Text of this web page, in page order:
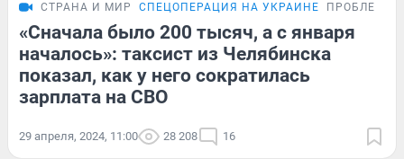
СТРАНА И МИР СПЕЦОПЕРАЦИЯ НА УКРАИНЕ ПРОБЛЕМА
«Сначала было 200 тысяч, а с января
началось»: таксист из Челябинска
показал, как у него сократилась
зарплата на СВО
29 апреля, 2024, 11:00 28 208 16